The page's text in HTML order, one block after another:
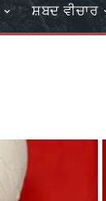
ਸ਼ਬਦ ਵੀਚਾਰ